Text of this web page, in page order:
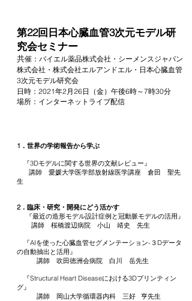
第22回日本心臓血管3次元モデル研
究会セミナー
共催：バイエル薬品株式会社・シーメンスジャパン
株式会社・株式会社エルアンドエル・日本心臓血管
3次元モデル研究会
日時：2021年2月26日（金）午後6時～7時30分
場所：インターネットライブ配信
1．世界の学術報告から学ぶ
『3Dモデルに関する世界の文献レビュー』
講師 愛媛大学医学部放射線医学講座 倉田 聖先
生
2．臨床・研究・開発にどう活かす
『最近の造形モデル設計症例と冠動脈モデルの活用』
講師 桜橋渡辺病院 小山 靖史 先生
『AIを使った心臓血管セグメンテーション-３Dデータ
の自動抽出と活用』
講師 吹田徳洲会病院 白川 岳先生
『Structural Heart Diseaseにおける3Dプリンティン
グ』
講師 岡山大学循環器内科 三好 亨先生